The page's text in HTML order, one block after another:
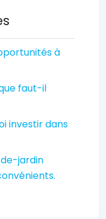
à
faut-il
investir dans
jardin